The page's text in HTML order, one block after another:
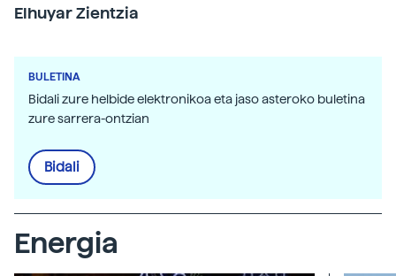
Elhuyar Zientzia
BULETINA
Bidali zure helbide elektronikoa eta jaso asteroko buletina
zure sarrera-ontzian
Bidali
Energia